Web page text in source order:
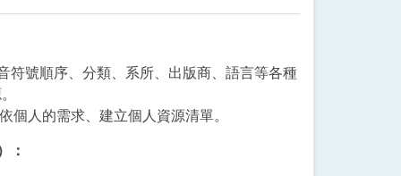
符號順序、分類、系所、出版商、語言等各種
個人的需求、建立個人資源清單。
：